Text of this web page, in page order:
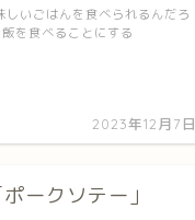
2023年12月7日
いごはんを食べられるんだろ
を食べることにする
ークソテー」